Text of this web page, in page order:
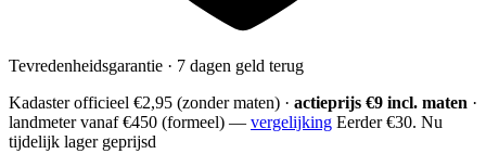
Tevredenheidsgarantie · 7 dagen geld terug
Kadaster officieel €2,95 (zonder maten) · actieprijs €9 incl. maten ·
landmetervanaf €450 (formeel) — vergelijking Eerder €30. Nu
tijdelijk lager geprijsd